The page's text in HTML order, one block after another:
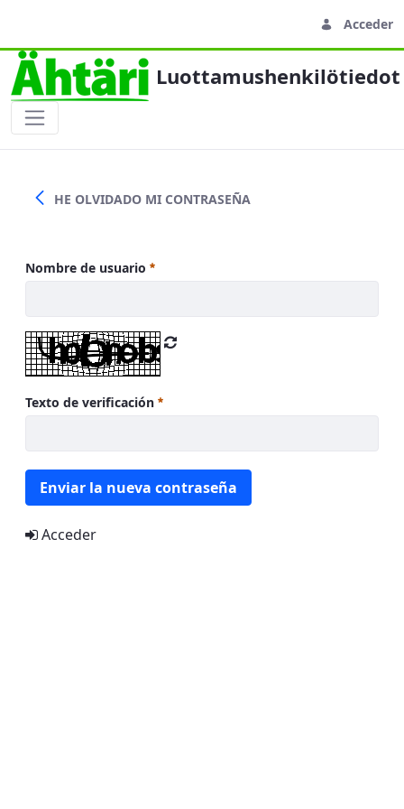
Acceder
Luottamushenkilötiedot
Sisäänkirjautuminen
HE OLVIDADO MI CONTRASEÑA
Nombre de usuario
Texto de verificación
Enviar la nueva contraseña
Acceder